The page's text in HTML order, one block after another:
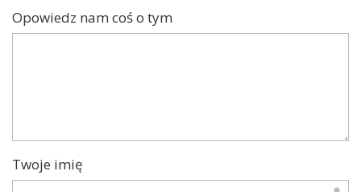
Opowiedz nam coś o tym
Twoje imię